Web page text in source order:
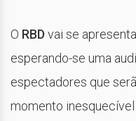
O RBDvai se
esperando-se uma
espectadores que
momento